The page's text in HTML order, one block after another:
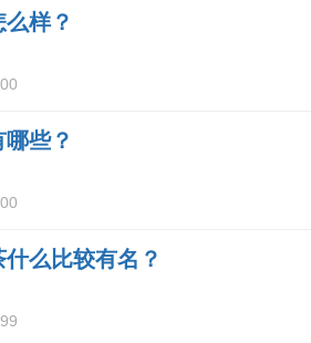
样？
些？
么比较有名？